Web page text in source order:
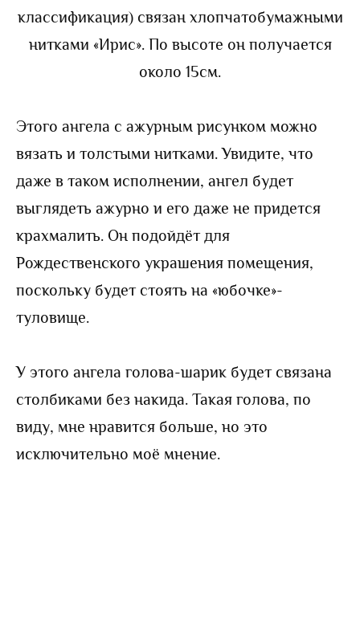
классификация) связан хлопчатобумажными
нитками «Ирис». По высоте он получается
около 15см.
Этого ангела с ажурным рисунком можно
вязать и толстыми нитками. Увидите, что
даже в таком исполнении, ангел будет
выглядеть ажурно и его даже не придется
крахмалить. Он подойдёт для
Рождественского украшения помещения,
поскольку будет стоять на «юбочке»-
туловище.
У этого ангела голова-шарик будет связана
столбиками без накида. Такая голова, по
виду, мне нравится больше, но это
исключительно моё мнение.